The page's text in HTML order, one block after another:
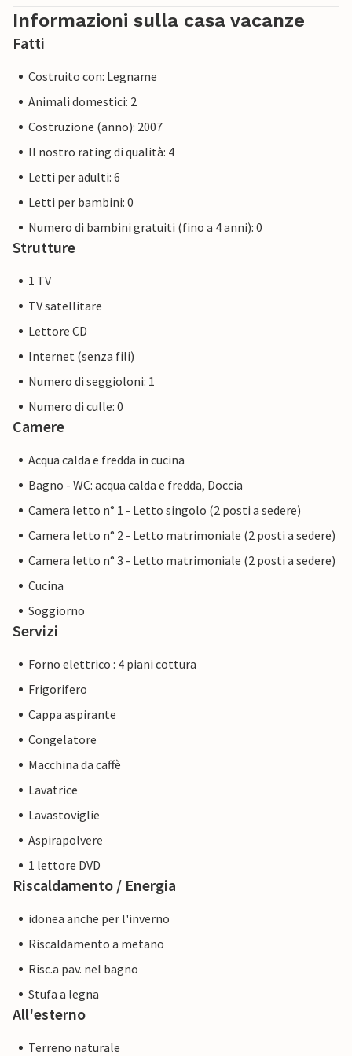
La Priwall è una penisola lunga circa tre chilometri tra il
Mar Baltico e il Trave, nella parte orientale dello Schleswig-
spiaggia, possibilità di nuotare, sport acquatici e
avventura proprio davanti alla porta della vostra casa
vacanze.
Alcune foto possono essere esempi di case identiche. Il
colore dell'arredamento e della casa può variare.
Altre proprietà in questa parte del villaggio vacanze:
DTR601- 660
Informazioni sulla casa vacanze
Fatti
Costruito con: Legname
Animali domestici: 2
Costruzione (anno): 2007
Il nostro rating di qualità: 4
Letti per adulti: 6
Letti per bambini: 0
Numero di bambini gratuiti (fino a 4 anni): 0
Strutture
1 TV
TV satellitare
Lettore CD
Internet (senza fili)
Numero di seggioloni: 1
Numero di culle: 0
Camere
Acqua calda e fredda in cucina
Bagno - WC: acqua calda e fredda, Doccia
Camera letto n° 1 - Letto singolo (2 posti a sedere)
Camera letto n° 2 - Letto matrimoniale (2 posti a sedere)
Camera letto n° 3 - Letto matrimoniale (2 posti a sedere)
Cucina
Soggiorno
Servizi
Forno elettrico : 4 piani cottura
Frigorifero
Cappa aspirante
Congelatore
Macchina da caffè
Lavatrice
Lavastoviglie
Aspirapolvere
1 lettore DVD
Riscaldamento / Energia
idonea anche per l'inverno
Riscaldamento a metano
Risc.a pav. nel bagno
Stufa a legna
All'esterno
Terreno naturale